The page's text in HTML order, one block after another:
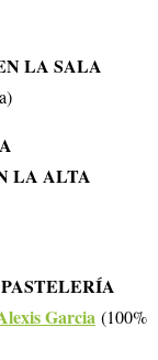
LA SALA
LA ALTA
Garcia (100%